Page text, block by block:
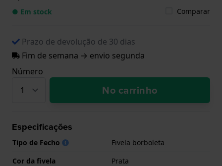
● Em stock Comparar
Prazo de devolução de 30 dias
Fim de semana → envio segunda
Número
No carrinho
Especificações
Tipo de Fecho
Fivela borboleta
Cor da fivela
Prata